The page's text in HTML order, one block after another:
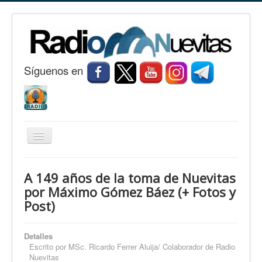
Síguenos en
Cambiar
Nuevitas
Noticias
Fotorreportaje
A 149 años de la toma de Nuevitas
por Máximo Gómez Báez (+ Fotos y
Post)
Detalles
Escrito por MSc. Ricardo Ferrer Aluija/ Colaborador de Radio
Nuevitas